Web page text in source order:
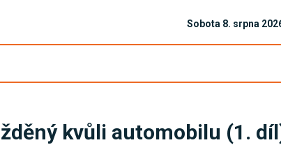
Sobota 8. srpna
kvůli automobilu (1.